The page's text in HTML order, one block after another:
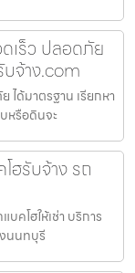
เร็ว ปลอดภัย
จ้าง.com
ได้มาตรฐาน เรียกหา
หรือดินจะ
ฮรับจ้าง รถ
คโฮให้เช่า บริการ
นนทบุรี